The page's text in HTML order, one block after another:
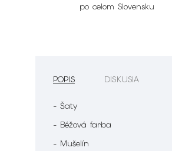
po celom Slovensku
POPIS DISKUSIA
- Šaty
- Béžová farba
- Mušelín